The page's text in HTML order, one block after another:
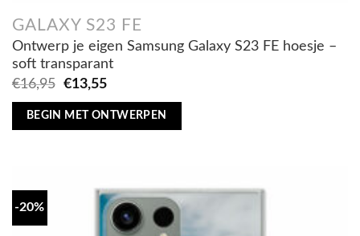
GALAXY S23 FE
Ontwerp je eigen Samsung Galaxy S23 FE hoesje –
soft transparant
€16,95
Oorspronkelijke
was:
€13,55Huidige
is:
BEGIN MET ONTWERPEN
-20%